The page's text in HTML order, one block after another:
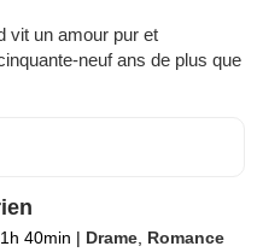
vit un amour pur et
neuf ans de plus que
1h 40min | Drame Romance